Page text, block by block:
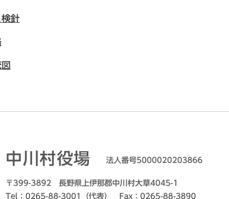
針
中川村役場 法人番号5000020203866
〒399-3892 長野県上伊那郡中川村大草4045-1
Tel：0265-88-3001（代表） Fax：0265-88-3890